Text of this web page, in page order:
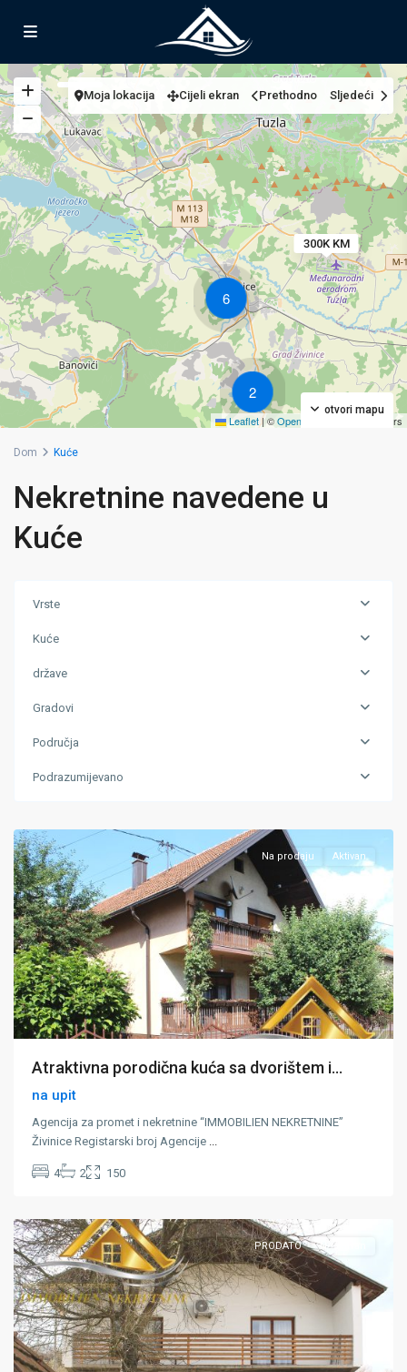
300K KM
2
6
Leaflet|©OpenStreetMap contributors
otvori mapu
Moja lokacija Cijeli ekran Prethodno Sljedeći
Dom Kuće
Nekretnine navedene u
Kuće
Vrste
Kuće
države
Gradovi
Područja
Podrazumijevano
Grad
Na prodaju Aktivan
Atraktivna porodična kuća sa dvorištem i...
na upit
Agencija za promet i nekretnine “IMMOBILIEN NEKRETNINE”
Živinice Registarski broj Agencije ...
4 2 150
Huskići,
PRODATO Neaktivan